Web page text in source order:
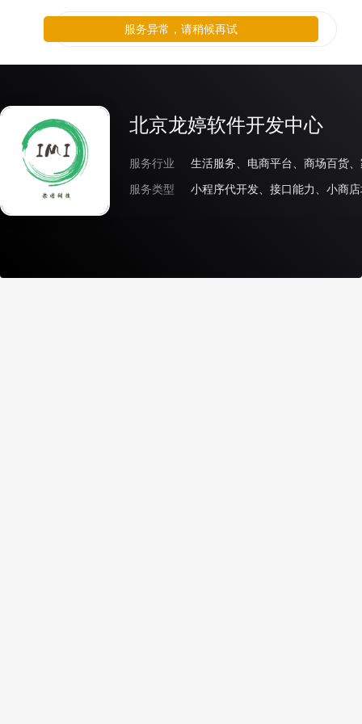
北京龙婷软件开发中心
服务行业
生活服务、电商平台、商场百货
服务类型
小程序代开发、接口能力、小商
服务异常，请稍候再试